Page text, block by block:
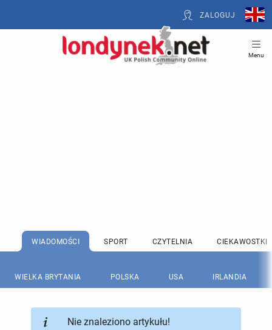
ZALOGUJ
Menu
WIADOMOŚCI SPORT CZYTELNIA CIEKAWOSTKI
WIELKA BRYTANIA POLSKA USA IRLANDIA
Nie znaleziono artykułu!